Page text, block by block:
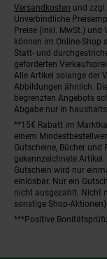
Versandkosten und
Unverbindliche
Preise (inkl. MwSt.)
können im Online-Shop
Statt- und
geforderten
Alle Artikel solange der
Abbildungen ähnlich.
begrenzten Angebots
Abgabe nur in
**15€ Rabatt im
einem
Gutscheine, Bücher
gekennzeichnete
Gutschein wird nur
einlösbar. Nur ein
nicht ausgezahlt. Nicht
sonstige Shop-
***Positive